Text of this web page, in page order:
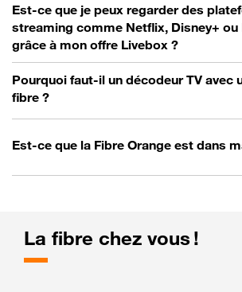
Est-ce que je peux regarder des
streaming comme Netflix, Disney+ ou
grâce à mon offre Livebox ?
Pourquoi faut-il un décodeur TV avec
fibre ?
Est-ce que la Fibre Orange est dans
La fibre chez vous !